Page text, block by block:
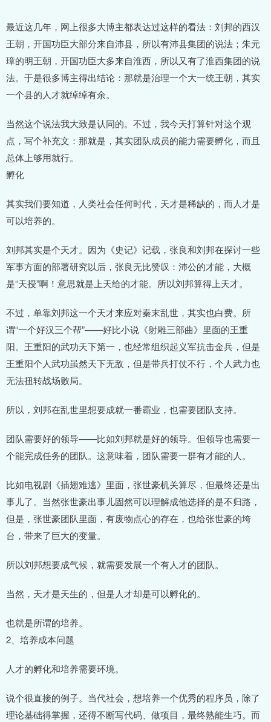
最近这几年，网上很多大博主都表达过这样的看法：刘邦的西汉
王朝，开国功臣大部分来自沛县，所以有沛县集团的说法；朱元
璋的明王朝，开国功臣大多来自淮西，所以又有了淮西集团的说
法。于是很多博主得出结论：那就是治理一个大一统王朝，其实
一个县的人才就绰绰有余。
当然这个说法我大致是认同的。不过，我今天打算针对这个观
点，写个补充文：那就是，其实团队成员的能力需要孵化，而且
总体上够用就行。
孵化
其实我们要知道，人类社会任何时代，天才是稀缺的，而人才是
可以培养的。
刘邦其实是个天才。因为《史记》记载，张良和刘邦在探讨一些
军事方面的部署研究以后，张良无比赞叹：沛公的才能，大概
是“天授”啊！意思就是上天给的才能。所以刘邦算得上天才。
不过，单靠刘邦这一个天才来应对秦末乱世，其实也白费。所
谓“一个好汉三个帮”——好比小说《射雕三部曲》里面的王重
阳。王重阳的武功天下第一，也经常组织起义军抗击金兵，但是
王重阳个人武功虽然天下无敌，但是带兵打仗不行，个人武力也
无法扭转战场败局。
所以，刘邦在乱世里想要成就一番霸业，也需要团队支持。
团队需要好的领导——比如刘邦就是好的领导。但领导也需要一
个能完成任务的团队。这意味着，团队需要一群有才能的人。
比如电视剧《插翅难逃》里面，张世豪机关算尽，但最终还是出
事儿了。当然张世豪出事儿固然可以理解成他选择的是不归路，
但是，张世豪团队里面，有废物点心的存在，也给张世豪的垮
台，带来了巨大的变量。
所以刘邦想要成气候，就需要发展一个有人才的团队。
当然，天才是天生的，但是人才却是可以孵化的。
也就是所谓的培养。
2、培养成本问题
人才的孵化和培养需要环境。
说个很直接的例子。当代社会，想培养一个优秀的程序员，除了
理论基础得掌握，还得不断写代码、做项目，最终熟能生巧。而